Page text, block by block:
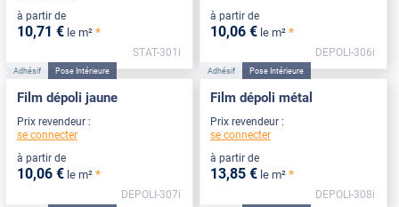
à partir de
10,71 € le m² *
STAT-301i
à partir de
10,06 € le m² *
DEPOLI-306i
Adhésif Pose Intérieure
Film dépoli jaune
Prix revendeur :
se connecter
à partir de
10,06 € le m² *
DEPOLI-307i
Adhésif Pose Intérieure
Film dépoli métal
Prix revendeur :
se connecter
à partir de
13,85 € le m² *
DEPOLI-308i